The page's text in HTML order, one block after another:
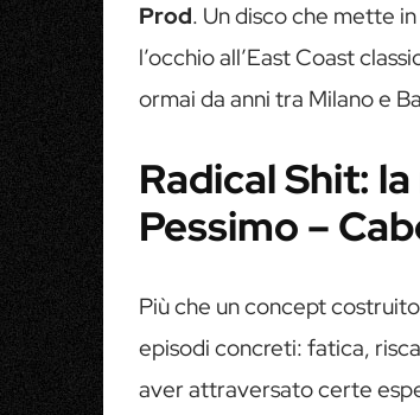
Prod. Un disco che mette
l’occhio all’East Coast
ormai da anni tra Milano e
Radical Shit:
Pessimo –
Più che un concept
episodi concreti: fatica,
aver attraversato certe